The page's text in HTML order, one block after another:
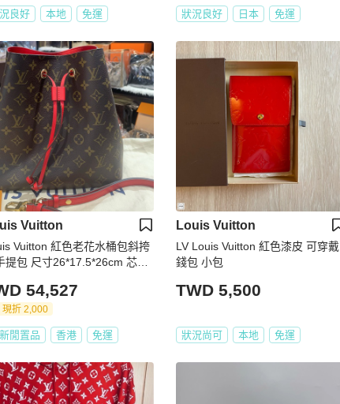
良好 本地 免運 狀況良好 日本 免運
Vuitton
Vuitton 紅色老花水桶包斜挎
提包 尺寸26*17.5*26cm 芯片
54,527
現折 2,000
閒置品 香港 免運
Louis Vuitton
LV Louis Vuitton 紅色漆皮 可穿戴
錢包 小包
TWD 5,500
狀況尚可 本地 免運